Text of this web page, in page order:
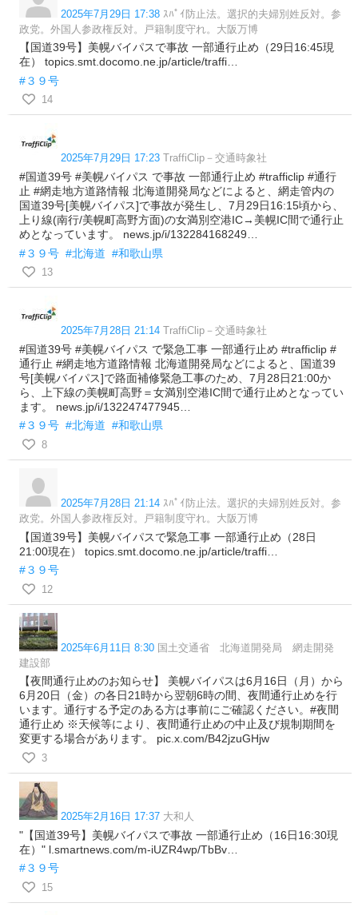
2025年7月29日 17:38 ｽﾊﾟｲ防止法。選択的夫婦別姓反対。参
政党。外国人参政権反対。戸籍制度守れ。大阪万博
【国道39号】美幌バイパスで事故 一部通行止め（29日16:45現
在） topics.smt.docomo.ne.jp/article/traffi…
#３９号
14
2025年7月29日 17:23 TraffiClip－交通時象社
#国道39号 #美幌バイパス で事故 一部通行止め #trafficlip #通行
止 #網走地方道路情報 北海道開発局などによると、網走管内の
国道39号[美幌バイパス]で事故が発生し、7月29日16:15頃から、
上り線(南行/美幌町高野方面)の女満別空港IC→美幌IC間で通行止
めとなっています。 news.jp/i/132284168249…
#３９号 #北海道 #和歌山県
13
2025年7月28日 21:14 TraffiClip－交通時象社
#国道39号 #美幌バイパス で緊急工事 一部通行止め #trafficlip #
通行止 #網走地方道路情報 北海道開発局などによると、国道39
号[美幌バイパス]で路面補修緊急工事のため、7月28日21:00か
ら、上下線の美幌町高野＝女満別空港IC間で通行止めとなってい
ます。 news.jp/i/132247477945…
#３９号 #北海道 #和歌山県
8
2025年7月28日 21:14 ｽﾊﾟｲ防止法。選択的夫婦別姓反対。参
政党。外国人参政権反対。戸籍制度守れ。大阪万博
【国道39号】美幌バイパスで緊急工事 一部通行止め（28日
21:00現在） topics.smt.docomo.ne.jp/article/traffi…
#３９号
12
2025年6月11日 8:30 国土交通省 北海道開発局 網走開発
建設部
【夜間通行止めのお知らせ】 美幌バイパスは6月16日（月）から
6月20日（金）の各日21時から翌朝6時の間、夜間通行止めを行
います。通行する予定のある方は事前にご確認ください。#夜間
通行止め ※天候等により、夜間通行止めの中止及び規制期間を
変更する場合があります。 pic.x.com/B42jzuGHjw
3
2025年2月16日 17:37 大和人
"【国道39号】美幌バイパスで事故 一部通行止め（16日16:30現
在）" l.smartnews.com/m-iUZR4wp/TbBv…
#３９号
15